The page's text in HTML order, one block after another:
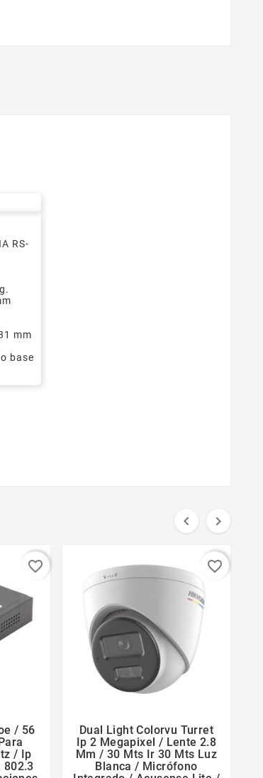
RS-
mm
base
 
/ 56
/ Ip
802.3
favorite_border
  
Dual Light Colorvu Turret
Ip 2 Megapixel / Lente 2.8
Mm / 30 Mts Ir 30 Mts Luz
Blanca / Micrófono
favorite_border